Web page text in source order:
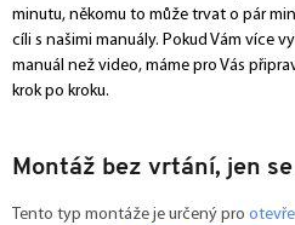
minutu, někomu to může trvat o pár
cíli s našimi manuály. Pokud Vám více
manuál než video, máme pro Vás
krok po kroku.
Montáž bez vrtání, jen
Tento typ montáže je určený pro